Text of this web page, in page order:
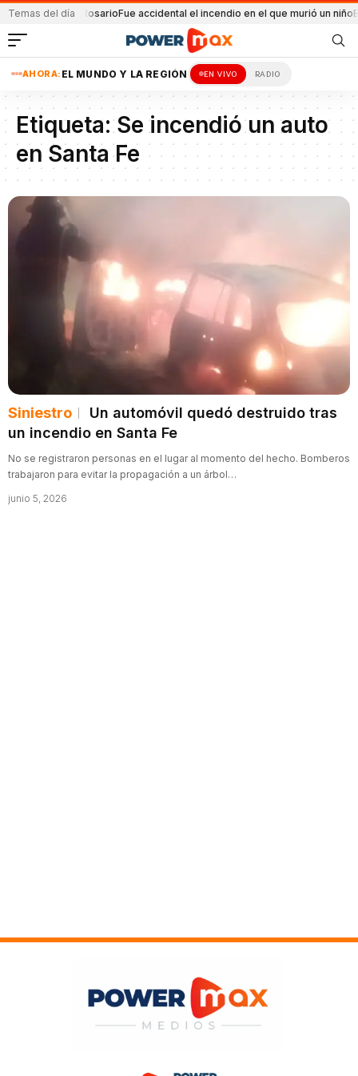
Temas del día
explosión en RosarioFue accidental el incendio en el que murió un niño
AHORA: EL MUNDO Y LA REGIÓN EN VIVO RADIO
Etiqueta:Se incendió un auto
en Santa Fe
Siniestro
Un automóvil quedó destruido tras
un incendio en Santa Fe
No se registraron personas en el lugar al momento del hecho. Bomberos
trabajaron para evitar la propagación a un árbol…
junio 5, 2026